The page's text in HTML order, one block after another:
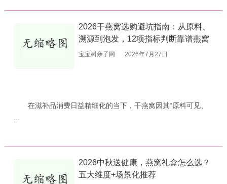
2026干燕窝选购避坑指南：从原料、
溯源到泡发，12项指标判断靠谱燕窝
宝宝树亲子网 2026年7月27日
在滋补品消费日益精细化的当下，干燕窝因其“原料可见、
2026中秋送健康，燕窝礼盒怎么选？
五大维度+场景化推荐